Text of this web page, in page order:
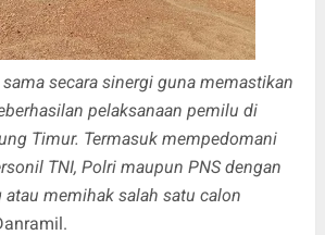
secara sinergi guna memastikan
pelaksanaan pemilu di
Timur. Termasuk mempedomani
TNI, Polri maupun PNS dengan
memihak salah satu calon